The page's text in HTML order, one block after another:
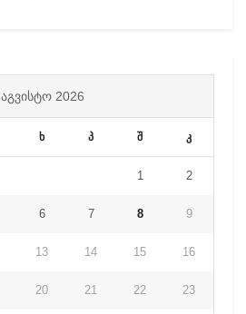
ᲐᲒᲕᲘᲡᲢᲝ 2026
ხ პ შ კ
1 2
6 7 8 9
13 14 15 16
20 21 22 23